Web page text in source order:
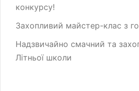
конкурсу!
Захопливий майстер-клас з
Надзвичайно смачний та
Літньої школи